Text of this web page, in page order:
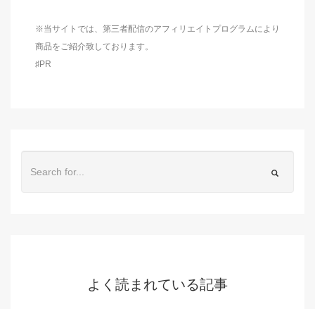
※当サイトでは、第三者配信のアフィリエイトプログラムにより
商品をご紹介致しております。
♯PR
よく読まれている記事